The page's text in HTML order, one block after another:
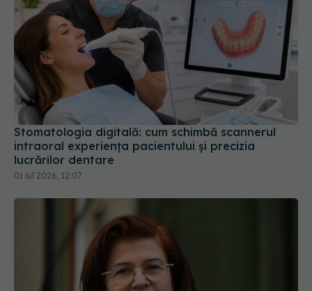
Stomatologia digitală: cum schimbă scannerul
intraoral experiența pacientului și precizia
lucrărilor dentare
01 iul 2026, 12:07